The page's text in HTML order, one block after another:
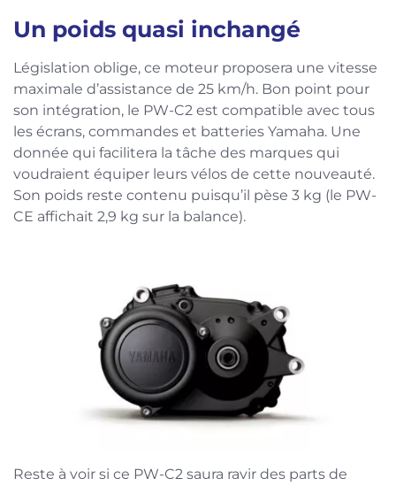
Un poids quasi inchangé
Législation oblige, ce moteur proposera une vitesse
maximale d’assistance de 25 km/h. Bon point pour
son intégration, le PW-C2 est compatible avec tous
les écrans, commandes et batteries Yamaha. Une
donnée qui facilitera la tâche des marques qui
voudraient équiper leurs vélos de cette nouveauté.
Son poids reste contenu puisqu’il pèse 3 kg (le PW-
CE affichait 2,9 kg sur la balance).
Reste à voir si ce PW-C2 saura ravir des parts de